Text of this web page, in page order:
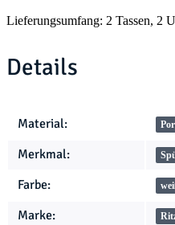
Lieferungsumfang: 2 Tassen, 2
Details
Produkteigenschaft
Wert
Material:
Merkmal:
Farbe:
Marke: